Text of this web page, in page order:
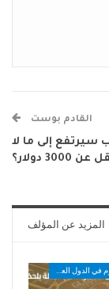
القادم بوست
سيرتفع إلى ما لا
عن 3000 دولار؟
المزيد عن المؤلف